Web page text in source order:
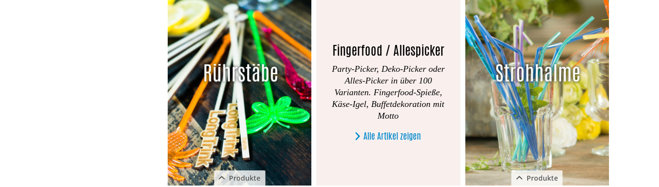
Produkte
Fingerfood / Allespicker
Party-Picker, Deko-Picker oder
Alles-Picker in über 100
Varianten. Fingerfood-Spieße,
Käse-Igel, Buffetdekoration mit
Motto
Alle Artikel zeigen
Produkte